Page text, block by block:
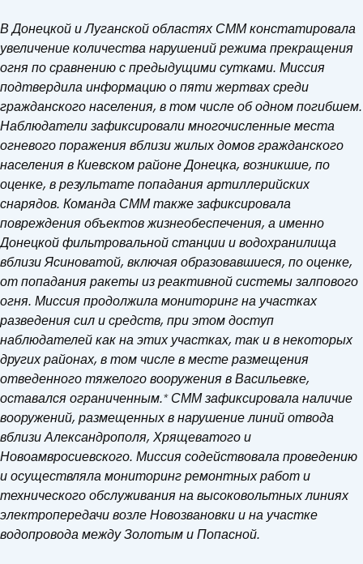
В Донецкой и Луганской областях СММ констатировала
увеличение количества нарушений режима прекращения
огня по сравнению с предыдущими сутками. Миссия
подтвердила информацию о пяти жертвах среди
гражданского населения, в том числе об одном погибшем.
Наблюдатели зафиксировали многочисленные места
огневого поражения вблизи жилых домов гражданского
населения в Киевском районе Донецка, возникшие, по
оценке, в результате попадания артиллерийских
снарядов. Команда СММ также зафиксировала
повреждения объектов жизнеобеспечения, а именно
Донецкой фильтровальной станции и водохранилища
вблизи Ясиноватой, включая образовавшиеся, по оценке,
от попадания ракеты из реактивной системы залпового
огня. Миссия продолжила мониторинг на участках
разведения сил и средств, при этом доступ
наблюдателей как на этих участках, так и в некоторых
других районах, в том числе в месте размещения
отведенного тяжелого вооружения в Васильевке,
оставался ограниченным.* СММ зафиксировала наличие
вооружений, размещенных в нарушение линий отвода
вблизи Александрополя, Хрящеватого и
Новоамвросиевского. Миссия содействовала проведению
и осуществляла мониторинг ремонтных работ и
технического обслуживания на высоковольтных линиях
электропередачи возле Новозвановки и на участке
водопровода между Золотым и Попасной.